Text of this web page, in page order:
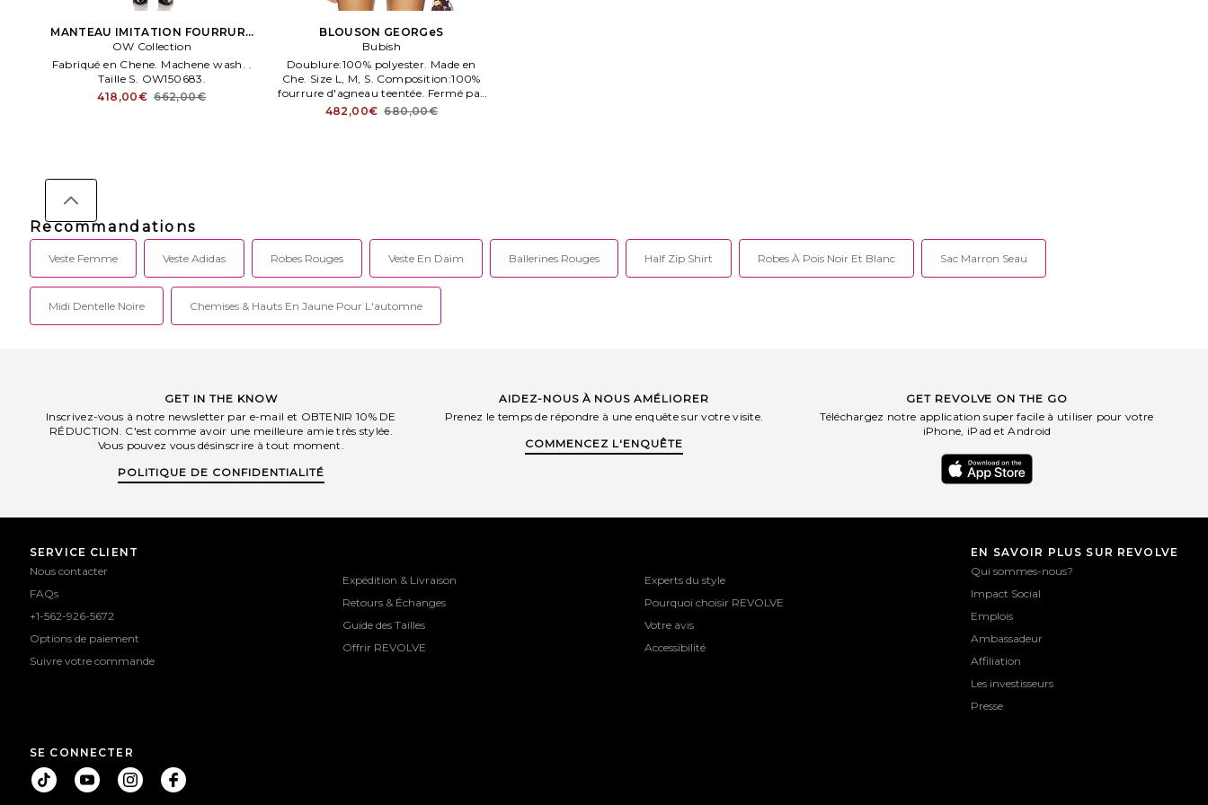
MANTEAU IMITATION FOURRURE
COPENHAGEN en Rouge
OW Collection
Fabriqué en Chene. Machene wash. .
Taille S. OW150683.
418,00€ 662,00€
BLOUSON GEORGeS
Bubish
Doublure:100% polyester. Made en
Che. Size L, M, S. Composition:100%
fourrure d'agneau teentée. Fermé par
crochet devant. Manches cropped.
482,00€ 680,00€
Recommandations
Veste Femme Veste Adidas Robes Rouges Veste En Daim Ballerines Rouges Half Zip Shirt Robes À Pois Noir Et Blanc Sac Marron Seau
Midi Dentelle Noire Chemises & Hauts En Jaune Pour L'automne
GET IN THE KNOW
Inscrivez-vous à notre newsletter par e-mail et OBTENIR 10% DE
RÉDUCTION. C'est comme avoir une meilleure amie très stylée.
Vous pouvez vous désinscrire à tout moment.
POLITIQUE DE CONFIDENTIALITÉ
AIDEZ-NOUS À NOUS AMÉLIORER
Prenez le temps de répondre à une enquête sur votre visite.
COMMENCEZ L'ENQUÊTE
GET REVOLVE ON THE GO
Téléchargez notre application super facile à utiliser pour votre
iPhone, iPad et Android
SERVICE CLIENT
Nous contacter
FAQs
+1-562-926-5672
Options de paiement
Suivre votre commande
Expédition & Livraison
Retours & Échanges
Guide des Tailles
Offrir REVOLVE
Experts du style
Pourquoi choisir REVOLVE
Votre avis
Accessibilité
EN SAVOIR PLUS SUR REVOLVE
Qui sommes-nous?
Impact Social
Emplois
Ambassadeur
Affiliation
Les investisseurs
Presse
SE CONNECTER